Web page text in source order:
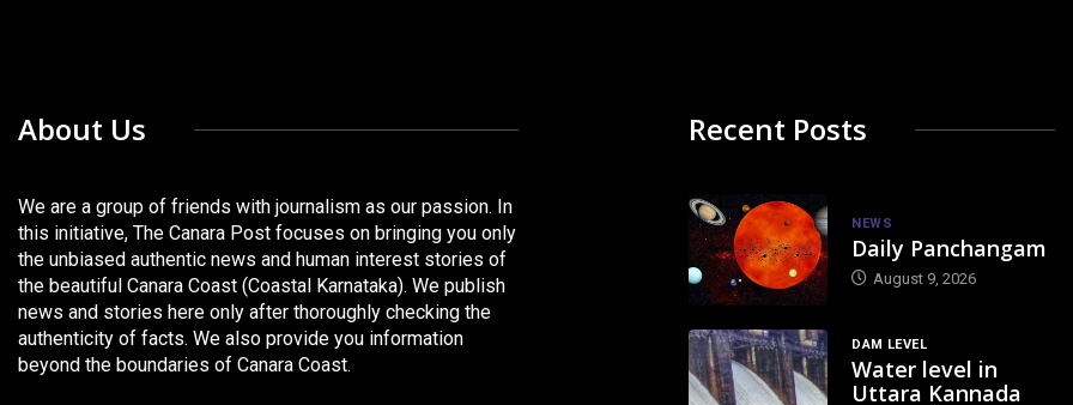
About Us
We are a group of friends with journalism as our passion. In
this initiative, The Canara Post focuses on bringing you only
the unbiased authentic news and human interest stories of
the beautiful Canara Coast (Coastal Karnataka). We publish
news and stories here only after thoroughly checking the
authenticity of facts. We also provide you information
beyond the boundaries of Canara Coast.
Recent Posts
NEWS
Daily Panchangam
August 9, 2026
DAM LEVEL
Water level in
Uttara Kannada